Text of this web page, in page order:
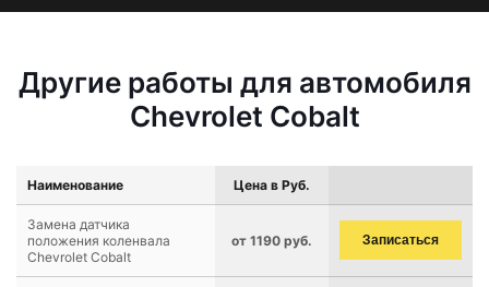
Другие работы для автомобиля
Chevrolet Cobalt
Наименование Цена в Руб.
Замена датчика
положения коленвала
Chevrolet Cobalt
от 1190 руб. Записаться